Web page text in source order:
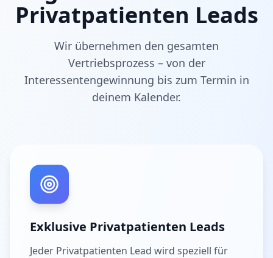
Privatpatienten Leads
Wir übernehmen den gesamten
Vertriebsprozess – von der
Interessentengewinnung bis zum Termin in
deinem Kalender.
Exklusive Privatpatienten Leads
Jeder Privatpatienten Lead wird speziell für